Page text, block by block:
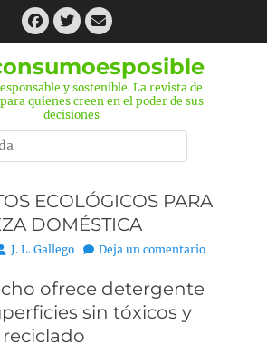
Facebook
TwitterCorreo
electrónico
y sostenible. La revista de
quienes creen en el poder de sus
decisiones
ECOLÓGICOS PARA
DOMÉSTICA
J. L. Gallego Deja un comentario
ofrece detergente
sin tóxicos y